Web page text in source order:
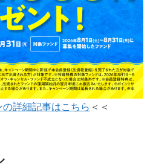
の詳細記事はこちら ＜＜